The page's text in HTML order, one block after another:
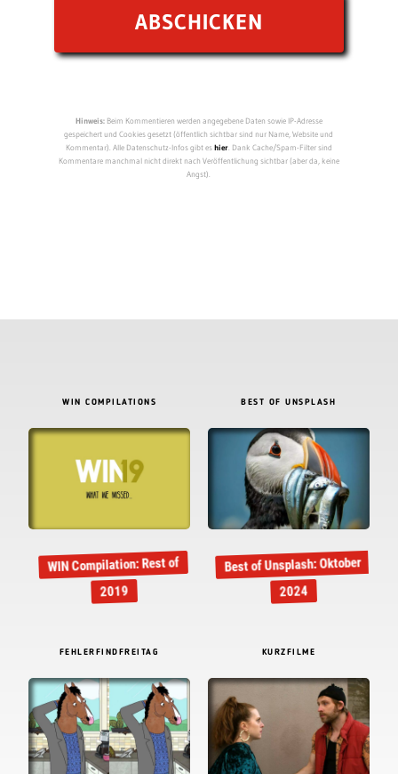
Hinweis:Beim Kommentieren werden angegebene Daten sowie IP-Adresse
gespeichert und Cookies gesetzt (öffentlich sichtbar sind nur Name, Website und
Kommentar). Alle Datenschutz-Infos gibt eshier. Dank Cache/Spam-Filter sind
Kommentare manchmal nicht direkt nach Veröffentlichung sichtbar (aber da, keine
Angst).
WIN COMPILATIONS
WIN Compilation: Rest of
2019
BEST OF UNSPLASH
Best of Unsplash: Oktober
2024
FEHLERFINDFREITAG KURZFILME